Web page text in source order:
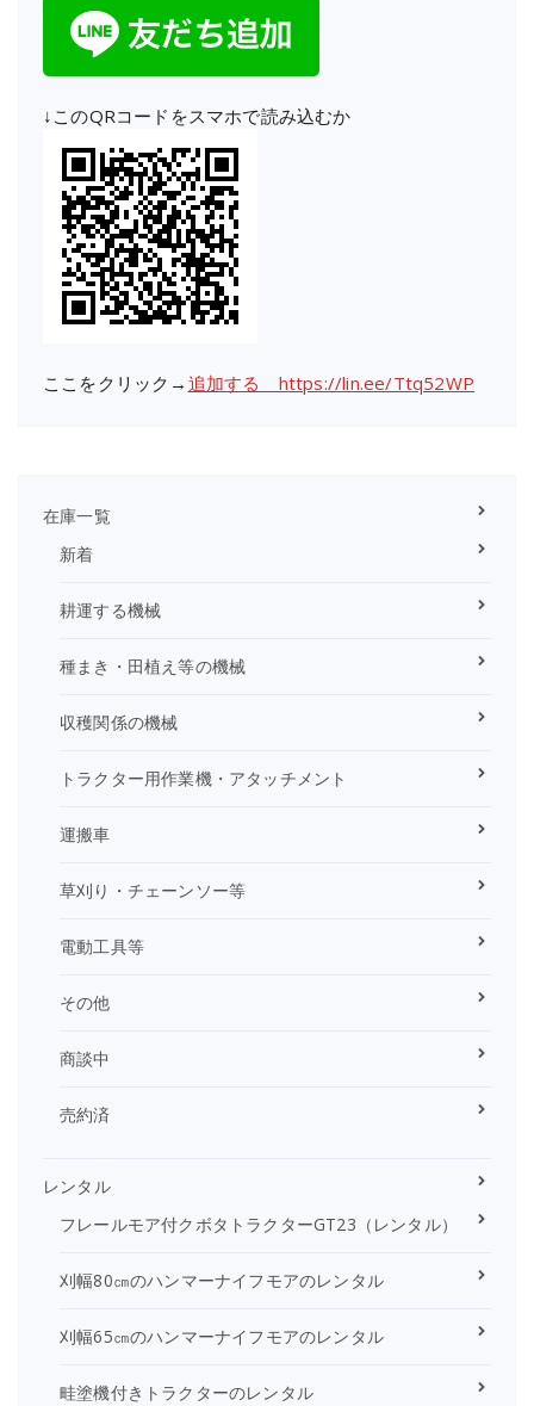
↓このQRコードをスマホで読み込むか
ここをクリック→ 追加する https://lin.ee/Ttq52WP
在庫一覧
新着
耕運する機械
種まき・田植え等の機械
収穫関係の機械
トラクター用作業機・アタッチメント
運搬車
草刈り・チェーンソー等
電動工具等
その他
商談中
売約済
レンタル
フレールモア付クボタトラクターGT23（レンタル）
刈幅80㎝のハンマーナイフモアのレンタル
刈幅65㎝のハンマーナイフモアのレンタル
畦塗機付きトラクターのレンタル